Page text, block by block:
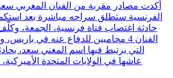
أكدت مصادر مقربة من الفنان المغربي
الفرنسية ستطلق سراحه مباشرة بعد
حادثة اغتصاب فتاة فرنسية، الجمعة،
الفنان 4 محاميين للدفاع عنه في
التي يرتبط فيها اسم المغني سعد،
عاشها في الولايات المتحدة